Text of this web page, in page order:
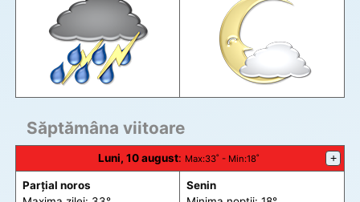
Săptămâna viitoare
Luni, 10 august: Max:33˚ - Min:18˚ +
Parțial noros
Senin